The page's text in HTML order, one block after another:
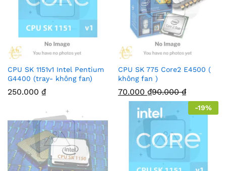
CPU SK 1151v1 Intel Pentium
G4400 (tray- không fan)
250.000 ₫
CPU SK 775 Core2 E4500 (
không fan )
70.000 ₫90.000₫
-19%